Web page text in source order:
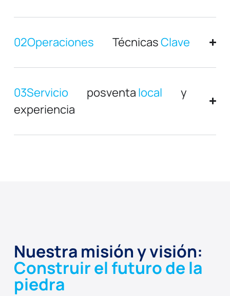
02Operaciones TécnicasClave
03Servicio posventa local
y
experiencia
Nuestra misión y visión:
Construir el futuro de la
piedra